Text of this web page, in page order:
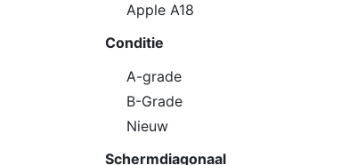
Apple A18
Conditie
A-grade
B-Grade
Nieuw
Schermdiagonaal